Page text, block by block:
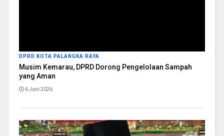
DPRD KOTA PALANGKA RAYA
Musim Kemarau, DPRD Dorong Pengelolaan Sampah
yang Aman
6 Juni 2026